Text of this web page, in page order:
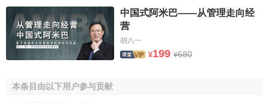
中国式阿米巴——从管理走向经
营
胡八一
¥199 ¥680
本条目由以下用户参与贡献